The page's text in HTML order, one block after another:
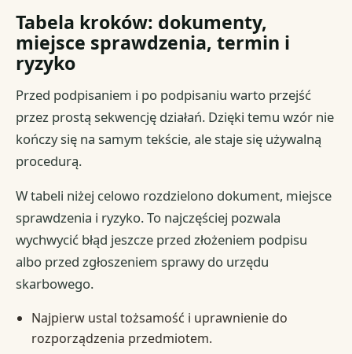
Tabela kroków: dokumenty,
miejsce sprawdzenia, termin i
ryzyko
Przed podpisaniem i po podpisaniu warto przejść
przez prostą sekwencję działań. Dzięki temu wzór nie
kończy się na samym tekście, ale staje się używalną
procedurą.
W tabeli niżej celowo rozdzielono dokument, miejsce
sprawdzenia i ryzyko. To najczęściej pozwala
wychwycić błąd jeszcze przed złożeniem podpisu
albo przed zgłoszeniem sprawy do urzędu
skarbowego.
Najpierw ustal tożsamość i uprawnienie do
rozporządzenia przedmiotem.